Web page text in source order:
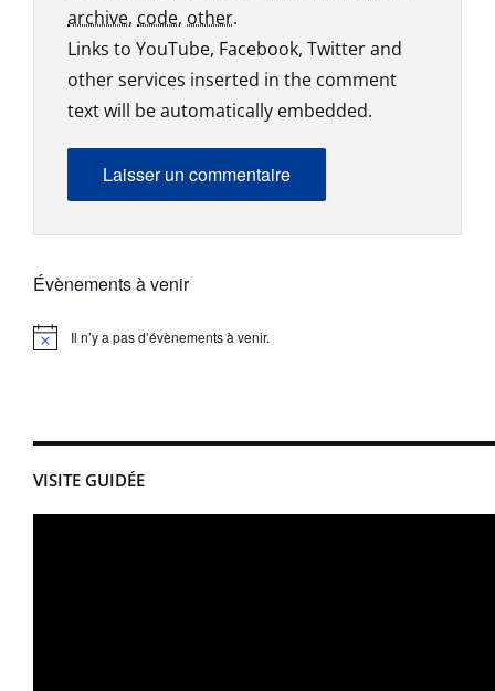
archive, code, other.
Links to YouTube, Facebook, Twitter and
other services inserted in the comment
text will be automatically embedded.
Évènements à venir
Notice Il n’y a pas d’évènements à venir.
VISITE GUIDÉE